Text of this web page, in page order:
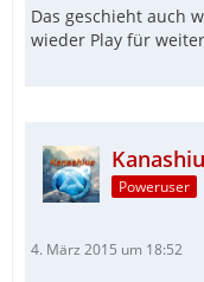
Das geschieht auch
wieder Play für
Poweruser
4. März 2015 um 18:52